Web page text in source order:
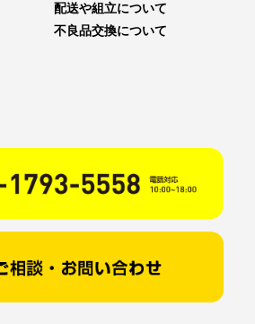
配送や組立について
不良品交換について